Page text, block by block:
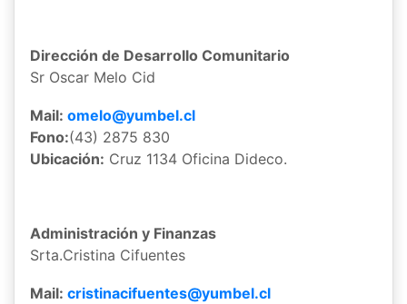
Dirección de Desarrollo Comunitario
Sr Oscar Melo Cid
Mail: omelo@yumbel.cl
Fono:(43) 2875 830
Ubicación: Cruz 1134 Oficina Dideco.
Administración y Finanzas
Srta.Cristina Cifuentes
Mail: cristinacifuentes@yumbel.cl